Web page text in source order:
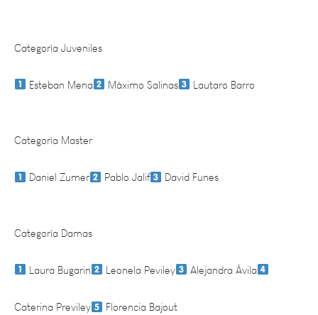
Esteban Mena
Daniel Zumer
Laura Bugarin
Caterina Previley Florencia Bajout